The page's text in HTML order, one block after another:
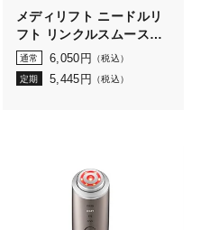
メディリフト ニードルリ
フト リンクルスムースベ
ース
通常 6,050 円 （税込）
定期 5,445 円 （税込）